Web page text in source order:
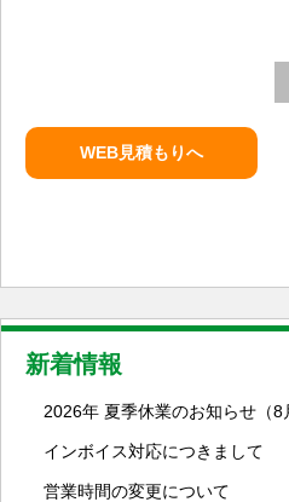
WEB見積もりへ
新着情報
2026年 夏季休業のお知らせ（8
インボイス対応につきまして
営業時間の変更について